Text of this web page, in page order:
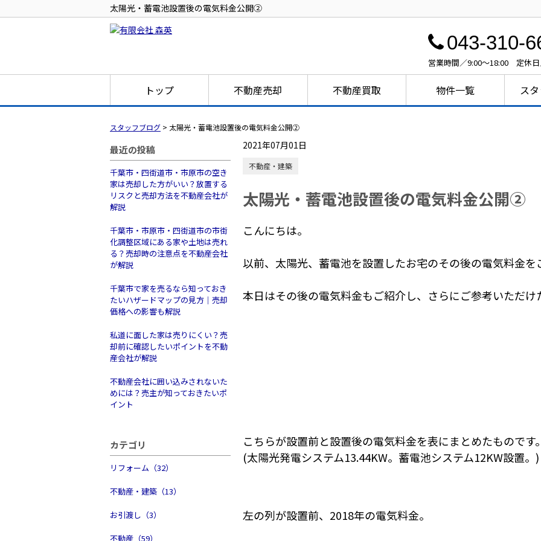
太陽光・蓄電池設置後の電気料金公開②
043-310-
営業時間／9:00～18:00 定休
トップ 不動産売却 不動産買取 物件一覧 ス
スタッフブログ > 太陽光・蓄電池設置後の電気料金公開②
最近の投稿
千葉市・四街道市・市原市の空き
家は売却した方がいい？放置する
リスクと売却方法を不動産会社が
解説
千葉市・市原市・四街道市の市街
化調整区域にある家や土地は売れ
る？売却時の注意点を不動産会社
が解説
千葉市で家を売るなら知っておき
たいハザードマップの見方｜売却
価格への影響も解説
私道に面した家は売りにくい？売
却前に確認したいポイントを不動
産会社が解説
不動産会社に囲い込みされないた
めには？売主が知っておきたいポ
イント
カテゴリ
リフォーム（32）
不動産・建築（13）
お引渡し（3）
不動産（59）
2021年07月01日
不動産・建築
太陽光・蓄電池設置後の電気料金公開②
こんにちは。
以前、太陽光、蓄電池を設置したお宅のその後の電気料金を
本日はその後の電気料金もご紹介し、さらにご参考いただけ
こちらが設置前と設置後の電気料金を表にまとめたものです。
(太陽光発電システム13.44KW。蓄電池システム12KW設置。)
左の列が設置前、2018年の電気料金。